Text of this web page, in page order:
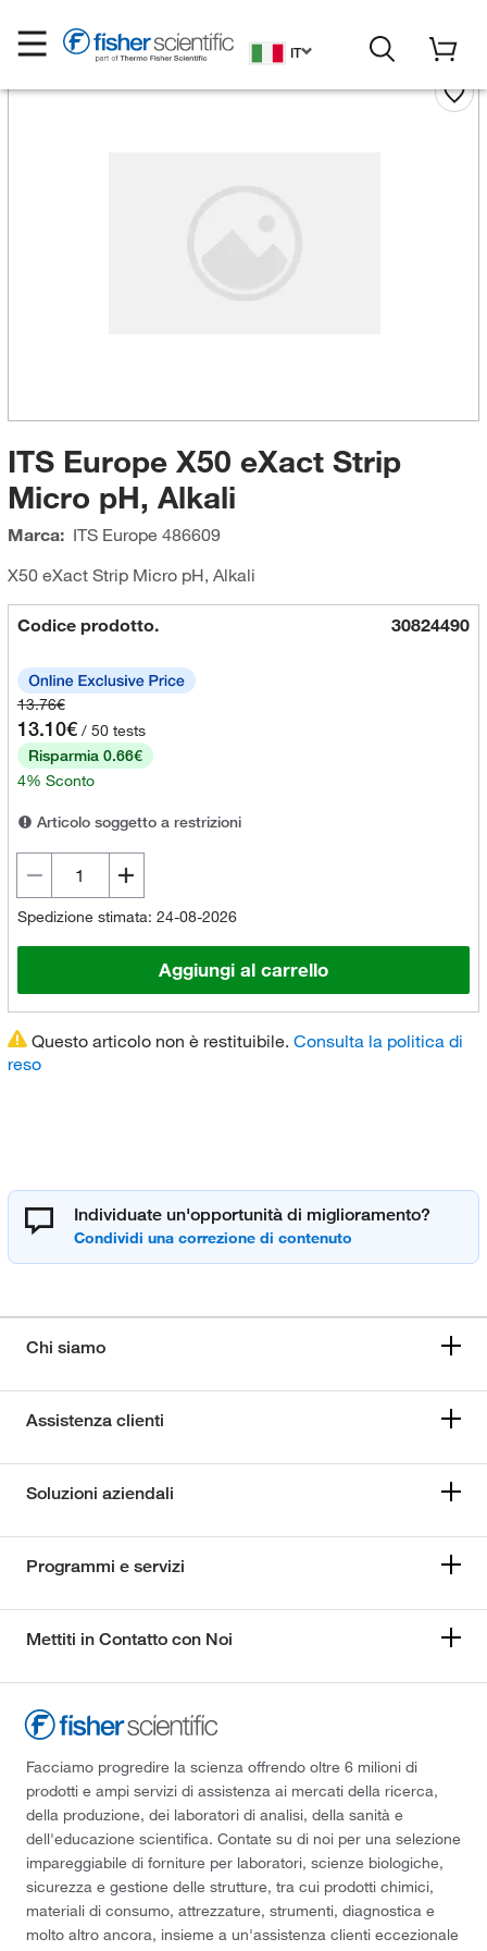
IT
ITS Europe X50 eXact Strip
Micro pH, Alkali
Marca: ITS Europe 486609
X50 eXact Strip Micro pH, Alkali
Codice prodotto. 30824490
13.76€
13.10€ / 50 tests
Risparmia 0.66€
4% Sconto
Articolo soggetto a restrizioni
Spedizione stimata: 24-08-2026
Aggiungi al carrello
Questo articolo non è restituibile. Consulta la politica di
reso
Individuate un'opportunità di miglioramento?
Chi siamo
Assistenza clienti
Soluzioni aziendali
Programmi e servizi
Mettiti in Contatto con Noi
Facciamo progredire la scienza offrendo oltre 6 milioni di
prodotti e ampi servizi di assistenza ai mercati della ricerca,
della produzione, dei laboratori di analisi, della sanità e
dell'educazione scientifica. Contate su di noi per una selezione
impareggiabile di forniture per laboratori, scienze biologiche,
sicurezza e gestione delle strutture, tra cui prodotti chimici,
materiali di consumo, attrezzature, strumenti, diagnostica e
molto altro ancora, insieme a un'assistenza clienti eccezionale